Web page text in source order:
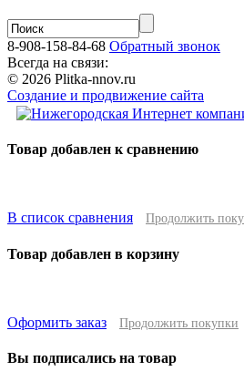
8-908-158-84-68 Обратный звонок
Всегда на связи:
© 2026 Plitka-nnov.ru
Создание и продвижение сайта
Товар добавлен к сравнению
В список сравнения Продолжить
Товар добавлен в корзину
Оформить заказ Продолжить покупки
Вы подписались на товар